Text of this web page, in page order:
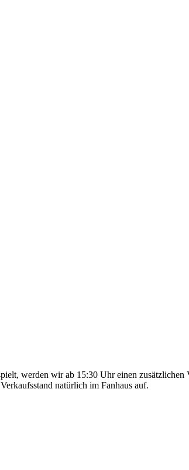
werden wir ab 15:30 Uhr einen
natürlich im Fanhaus auf.